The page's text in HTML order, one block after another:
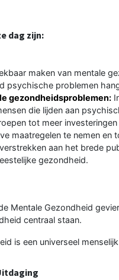
dag zijn:
maken van mentale
psychische problemen
gezondheidsproblemen:
die lijden aan
tot meer
maatregelen te nemen en
aan het brede
gezondheid.
Mentale Gezondheid
centraal staan.
is een universeel menselijk